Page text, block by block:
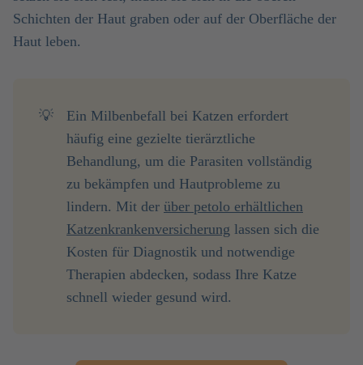
Schichten der Haut graben oder auf der Oberfläche der
Haut leben.
💡
Ein Milbenbefall bei Katzen erfordert
häufig eine gezielte tierärztliche
Behandlung, um die Parasiten vollständig
zu bekämpfen und Hautprobleme zu
lindern. Mit der über petolo erhältlichen
Katzenkrankenversicherung lassen sich die
Kosten für Diagnostik und notwendige
Therapien abdecken, sodass Ihre Katze
schnell wieder gesund wird.